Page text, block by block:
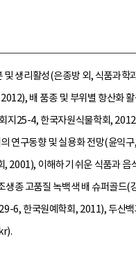
및 생리활성(은종방 외, 식품과학
배 품종 및 부위별 항산화
지25-4, 한국자원식물학회,
연구동향 및 실용화 전망(윤익
, 2001), 이해하기 쉬운 식품과 음
생종 고품질 녹백색 배 슈퍼골드(
6, 한국원예학회, 2011), 두산